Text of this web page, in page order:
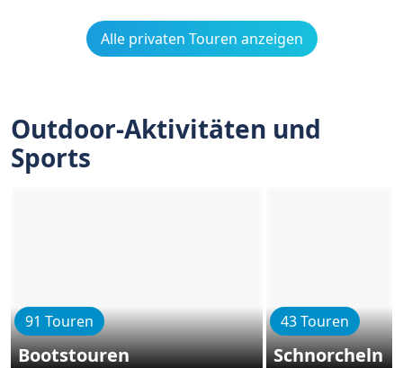
Alle privaten Touren anzeigen
Outdoor-Aktivitäten und
Sports
91 Touren
Bootstouren
43 Touren
Schnorcheln